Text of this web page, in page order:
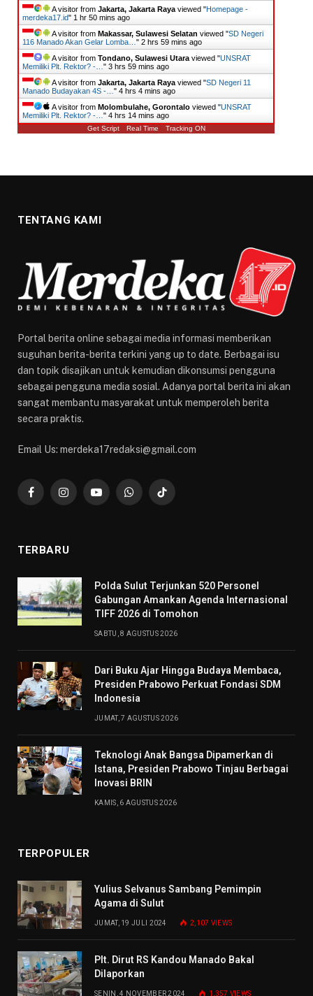
A visitor from Jakarta, Jakarta Raya viewed "Homepage -
merdeka17.id" 1 hr 50 mins ago
A visitor from Makassar, Sulawesi Selatan viewed "SD Negeri
116 Manado Akan Gelar Lomba… " 2 hrs 59 mins ago
A visitor from Tondano, Sulawesi Utara viewed "UNSRAT
Memiliki Plt. Rektor? -… " 3 hrs 59 mins ago
A visitor from Jakarta, Jakarta Raya viewed "SD Negeri 11
Manado Budayakan 4S -… " 4 hrs 4 mins ago
A visitor from Molombulahe, Gorontalo viewed "UNSRAT
Memiliki Plt. Rektor? -… " 4 hrs 14 mins ago
Get Script Real Time Tracking ON
TENTANG KAMI
Portal berita online sebagai media informasi memberikan
suguhan berita-berita terkini yang up to date. Berbagai isu
dan topik disajikan untuk kemudian dikonsumsi pengguna
sebagai pengguna media sosial. Adanya portal berita ini akan
sangat membantu masyarakat untuk memperoleh berita
secara praktis.
Email Us: merdeka17redaksi@gmail.com
FacebookInstagramYouTubeWhatsAppTikTok
TERBARU
​Polda Sulut Terjunkan 520 Personel
Gabungan Amankan Agenda Internasional
TIFF 2026 di Tomohon
SABTU, 8 AGUSTUS 2026
Dari Buku Ajar Hingga Budaya Membaca,
Presiden Prabowo Perkuat Fondasi SDM
Indonesia
JUMAT, 7 AGUSTUS 2026
Teknologi Anak Bangsa Dipamerkan di
Istana, Presiden Prabowo Tinjau Berbagai
Inovasi BRIN
KAMIS, 6 AGUSTUS 2026
TERPOPULER
Yulius Selvanus Sambang Pemimpin
Agama di Sulut
JUMAT, 19 JULI 2024 2,107 VIEWS
Plt. Dirut RS Kandou Manado Bakal
Dilaporkan
SENIN, 4 NOVEMBER 2024 1,357 VIEWS